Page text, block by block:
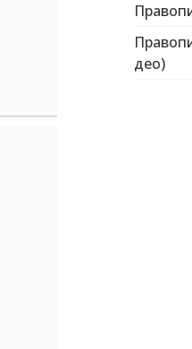
део)